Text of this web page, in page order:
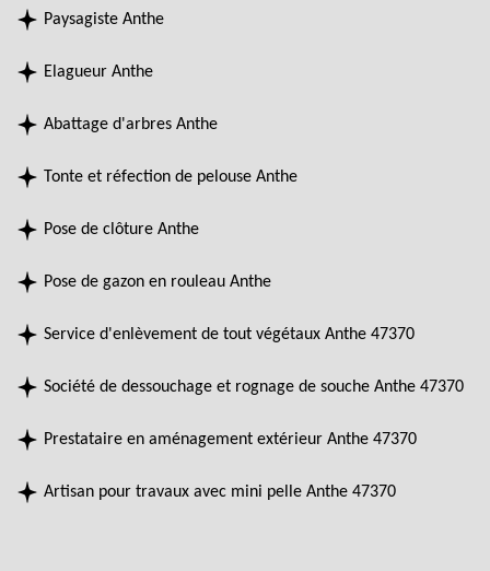
Paysagiste Anthe
Elagueur Anthe
Abattage d'arbres Anthe
Tonte et réfection de pelouse Anthe
Pose de clôture Anthe
Pose de gazon en rouleau Anthe
Service d'enlèvement de tout végétaux Anthe 47370
Société de dessouchage et rognage de souche Anthe 47370
Prestataire en aménagement extérieur Anthe 47370
Artisan pour travaux avec mini pelle Anthe 47370